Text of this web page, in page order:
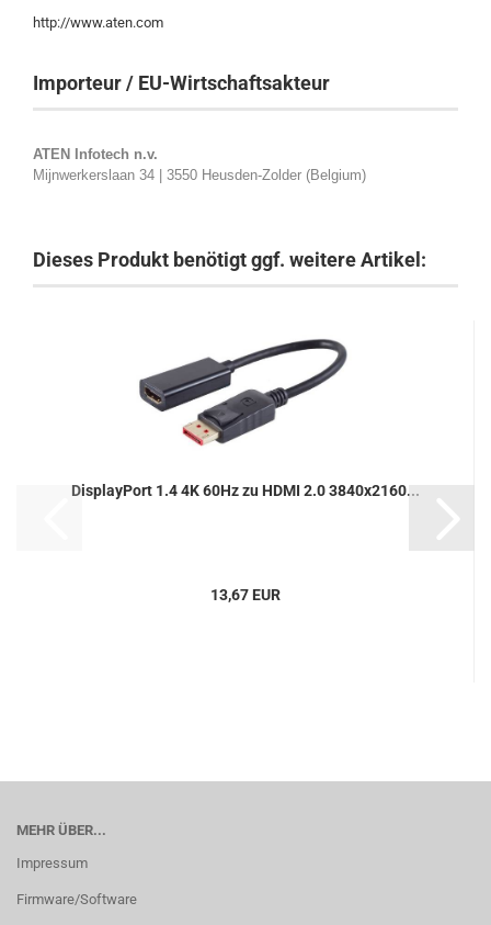
http://www.aten.com
Importeur / EU-Wirtschaftsakteur
ATEN Infotech n.v.
Mijnwerkerslaan 34 | 3550 Heusden-Zolder (Belgium)
Dieses Produkt benötigt ggf. weitere Artikel:
DisplayPort 1.4 4K 60Hz zu HDMI 2.0 3840x2160...
13,67 EUR
MEHR ÜBER...
Impressum
Firmware/Software